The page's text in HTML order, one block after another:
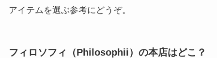
アイテムを選ぶ参考にどうぞ。
フィロソフィ（Philosophii）の本店はどこ？